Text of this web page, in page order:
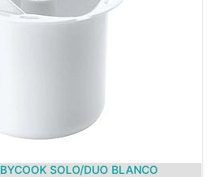
SOLO/DUO BLANCO